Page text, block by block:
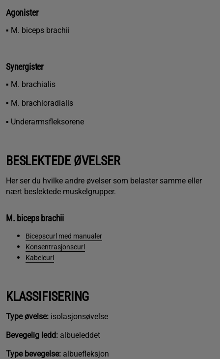
Agonister
▪ M. biceps brachii
Synergister
▪ M. brachialis
▪ M. brachioradialis
▪ Underarmsfleksorene
BESLEKTEDE ØVELSER
Her ser du hvilke andre øvelser som belaster samme eller
nært beslektede muskelgrupper.
M. biceps brachii
Bicepscurl med manualer
Konsentrasjonscurl
Kabelcurl
KLASSIFISERING
Type øvelse: isolasjonsøvelse
Bevegelig ledd: albueleddet
Type bevegelse: albuefleksjon